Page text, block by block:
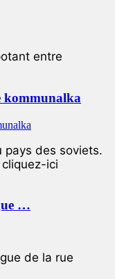
entre
kommunalka
pays des soviets.
ici
…
de la rue